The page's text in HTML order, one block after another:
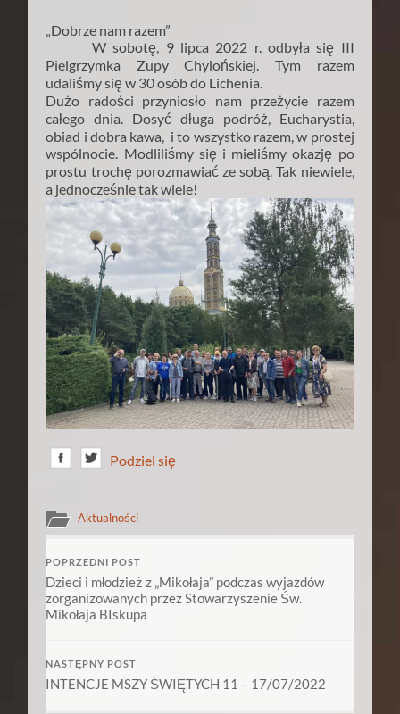
„Dobrze nam razem”
W sobotę, 9 lipca 2022 r. odbyła się III
Pielgrzymka Zupy Chylońskiej. Tym razem
udaliśmy się w 30 osób do Lichenia.
Dużo radości przyniosło nam przeżycie razem
całego dnia. Dosyć długa podróż, Eucharystia,
obiad i dobra kawa, i to wszystko razem, w prostej
wspólnocie. Modliliśmy się i mieliśmy okazję po
prostu trochę porozmawiać ze sobą. Tak niewiele,
a jednocześnie tak wiele!
Podziel się
Aktualności
POPRZEDNI POST
Dzieci i młodzież z „Mikołaja” podczas wyjazdów
zorganizowanych przez Stowarzyszenie Św.
Mikołaja BIskupa
NASTĘPNY POST
INTENCJE MSZY ŚWIĘTYCH 11 – 17/07/2022